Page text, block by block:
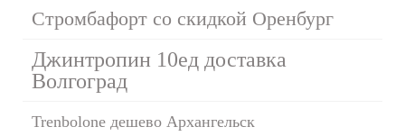
Стромбафорт со скидкой Оренбург
Джинтропин 10ед доставка
Волгоград
Trenbolone дешево Архангельск